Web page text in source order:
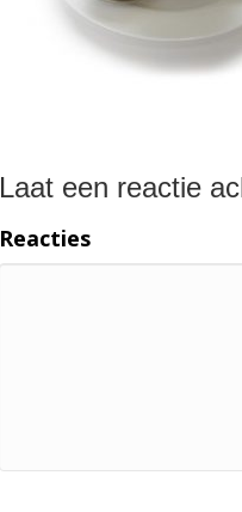
Laat een reactie
Reacties